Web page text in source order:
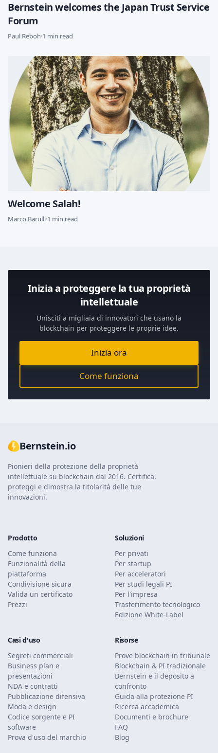
Bernstein welcomes the Japan Trust Service
Forum
Paul Reboh·1 min read
Welcome Salah!
Marco Barulli·1 min read
Inizia a proteggere la tua proprietà
intellettuale
Unisciti a migliaia di innovatori che usano la
blockchain per proteggere le proprie idee.
Inizia ora
Come funziona
Bernstein.io
Pionieri della protezione della proprietà
intellettuale su blockchain dal 2016. Certifica,
proteggi e dimostra la titolarità delle tue
innovazioni.
Prodotto
Come funziona
Funzionalità della
piattaforma
Condivisione sicura
Valida un certificato
Prezzi
Soluzioni
Per privati
Per startup
Per acceleratori
Per studi legali PI
Per l'impresa
Trasferimento tecnologico
Edizione White-Label
Casi d'uso
Segreti commerciali
Business plan e
presentazioni
NDA e contratti
Pubblicazione difensiva
Moda e design
Codice sorgente e PI
software
Prova d'uso del marchio
Risorse
Prove blockchain in tribunale
Blockchain & PI tradizionale
Bernstein e il deposito a
confronto
Guida alla protezione PI
Ricerca accademica
Documenti e brochure
FAQ
Blog